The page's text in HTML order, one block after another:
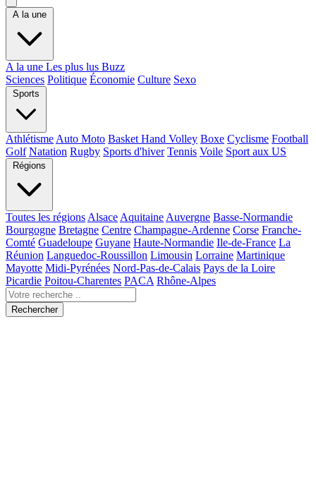
A la une
A la une Les plus lus Buzz
Sciences Politique Économie Culture Sexo
Sports
Athlétisme Auto Moto Basket Hand Volley Boxe Cyclisme Football
Golf Natation Rugby Sports d'hiver Tennis Voile Sport aux US
Régions
Toutes les régions Alsace Aquitaine Auvergne Basse-Normandie
Bourgogne Bretagne Centre Champagne-Ardenne Corse Franche-
Comté Guadeloupe Guyane Haute-Normandie Ile-de-France La
Réunion Languedoc-Roussillon Limousin Lorraine Martinique
Mayotte Midi-Pyrénées Nord-Pas-de-Calais Pays de la Loire
Picardie Poitou-Charentes PACA Rhône-Alpes
Rechercher